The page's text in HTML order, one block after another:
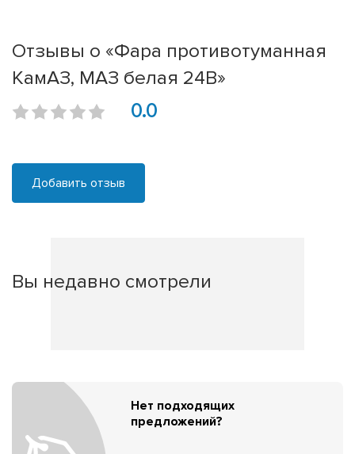
Отзывы о «Фара противотуманная
КамАЗ, МАЗ белая 24В»
0.0
Добавить отзыв
Вы недавно смотрели
Нет подходящих
предложений?